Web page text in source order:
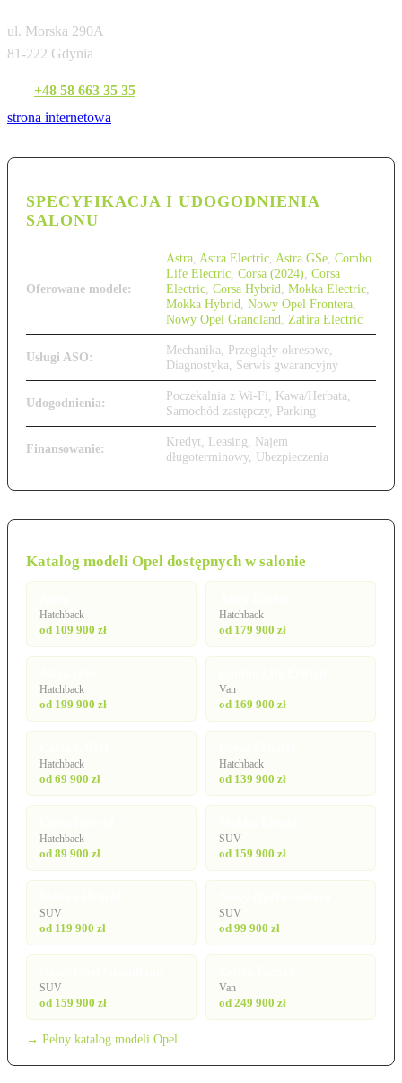
ul. Morska 290A
81-222 Gdynia
+48 58 663 35 35
strona internetowa
SPECYFIKACJA I UDOGODNIENIA
SALONU
Oferowane modele:
Astra Astra Electric Astra GSe Combo
Life Electric Corsa (2024) Corsa
Electric Corsa Hybrid Mokka Electric
Mokka Hybrid Nowy Opel Frontera
Nowy Opel Grandland
Zafira Electric
Usługi ASO:
Mechanika, Przeglądy okresowe,
Diagnostyka, Serwis gwarancyjny
Udogodnienia:
Poczekalnia z Wi-Fi, Kawa/Herbata,
Samochód zastępczy, Parking
Finansowanie:
Kredyt, Leasing, Najem
długoterminowy, Ubezpieczenia
Katalog modeli Opel dostępnych w salonie
Hatchback
od 109 900 zł
Hatchback
od 179 900 zł
Hatchback
od 199 900 zł
Van
od 169 900 zł
Hatchback
od 69 900 zł
Hatchback
od 139 900 zł
Hatchback
od 89 900 zł
SUV
od 159 900 zł
SUV
od 119 900 zł
SUV
od 99 900 zł
SUV
od 159 900 zł
Van
od 249 900 zł
→ Pełny katalog modeli Opel